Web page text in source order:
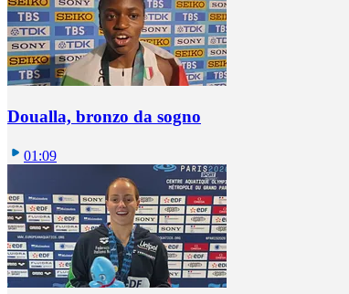
Doualla, bronzo da sogno
01:09